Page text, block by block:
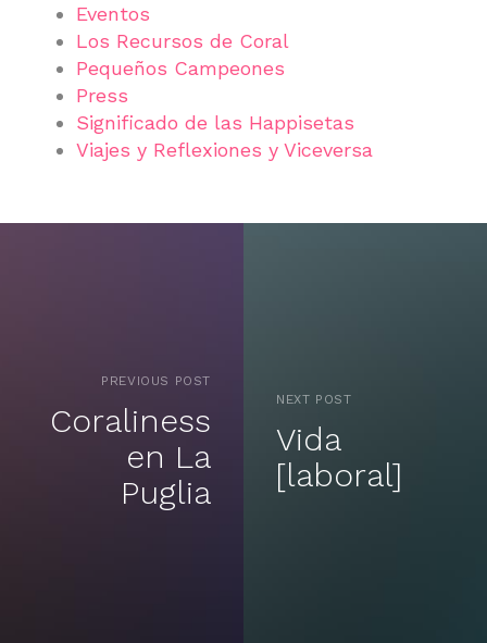
Eventos
Los Recursos de Coral
Pequeños Campeones
Press
Significado de las Happisetas
Viajes y Reflexiones y Viceversa
PREVIOUS POST
Coraliness
en La
Puglia
NEXT POST
Vida
[laboral]